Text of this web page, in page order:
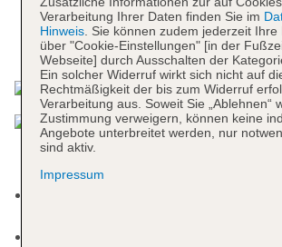
Das bietet Ihre
Verarbeitung Ihrer Daten finden Sie im
Hinweis. Sie können zudem jederzeit Ihre
über "Cookie-Einstellungen" [in der
Webseite] durch Ausschalten der
Ein solcher Widerruf wirkt sich nicht auf
Rechtmäßigkeit der bis zum Widerruf
Verarbeitung aus. Soweit Sie „Ablehnen“
Zustimmung verweigern, können keine
Angebote unterbreitet werden, nur
sind aktiv.
Impressum